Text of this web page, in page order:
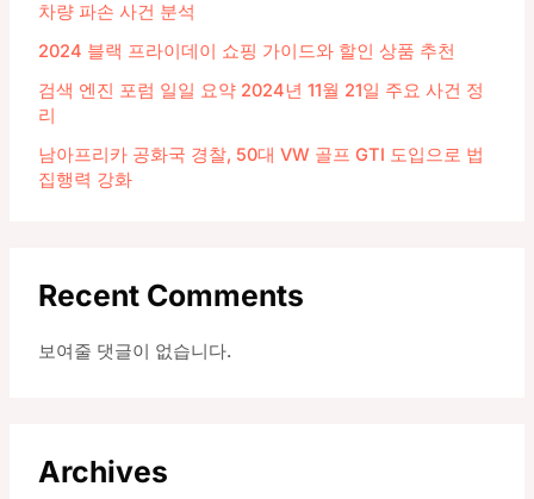
차량 파손 사건 분석
2024 블랙 프라이데이 쇼핑 가이드와 할인 상품 추천
검색 엔진 포럼 일일 요약 2024년 11월 21일 주요 사건 정
리
남아프리카 공화국 경찰, 50대 VW 골프 GTI 도입으로 법
집행력 강화
Recent Comments
보여줄 댓글이 없습니다.
Archives